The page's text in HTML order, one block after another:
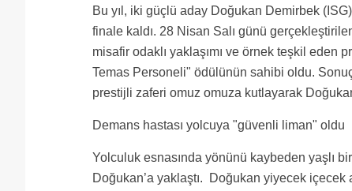
Bu yıl, iki güçlü aday Doğukan Demirbek
finale kaldı. 28 Nisan Salı günü
misafir odaklı yaklaşımı ve örnek teşkil eden
Temas Personeli" ödülünün sahibi oldu.
prestijli zaferi omuz omuza kutlayarak
Demans hastası yolcuya "güvenli liman" oldu
Yolculuk esnasında yönünü kaybeden yaşlı bir
Doğukan’a yaklaştı. Doğukan yiyecek